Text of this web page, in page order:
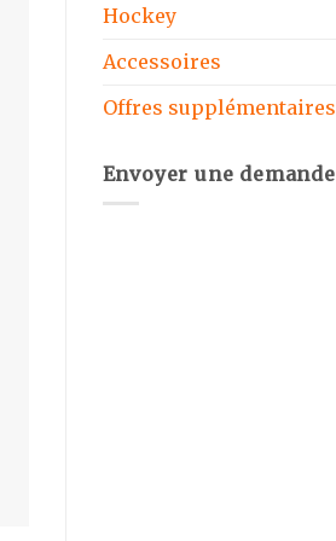
Hockey
Accessoires
Offres supplémentaires
Envoyer une demande